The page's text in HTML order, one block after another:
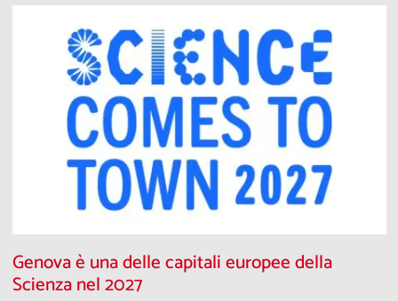
Genova è una delle capitali europee della
Scienza nel 2027